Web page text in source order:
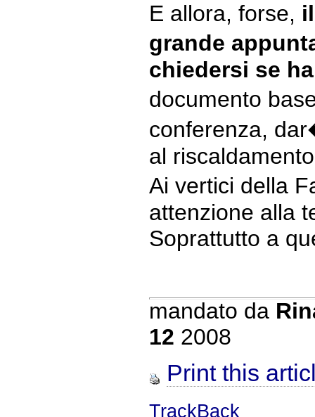
E allora, forse,
grande
chiedersi se
documento
conferenza,
al
Ai vertici della
attenzione alla
Soprattutto a
mandato da
12 2008
Print this
TrackBack